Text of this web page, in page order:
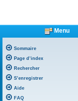
Menu
Sommaire
Page d’index
Rechercher
S’enregistrer
Aide
FAQ